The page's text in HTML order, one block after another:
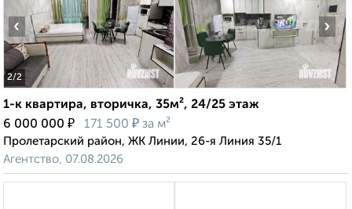
2/2
‹ ›
1-к квартира, вторичка, 35м², 24/25 этаж
6 000 000 ₽ 171 500 ₽ за м²
Пролетарский район, ЖК Линии, 26-я Линия 35/1
Агентство, 07.08.2026